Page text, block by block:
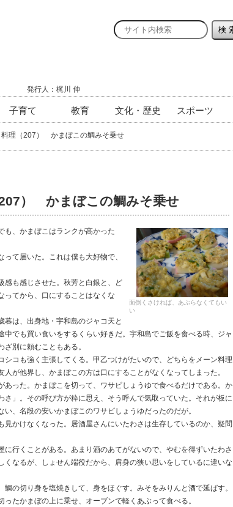
発行人：梶川 伸
子育て 教育 文化・歴史 スポーツ
料理（207） かまぼこの鯛みそ乗せ
） かまぼこの鯛みそ乗せ
面倒くさければ、あぶらなくてもい
い
、かまぼこはランクが高かった
て届いた。これは僕も大好物で、
も感じさせた。秋芳と白銀と、ど
ってから、口にすることはなくな
は、出身地・宇和島のジャコ天と
でも買い食いをするくらい好きだ。宇和島でご飯を食べる時、ジャ
別に頼むこともある。
コも強く主張してくる。甲乙つけがたいので、どちらをメーン料理
が他界し、かまぼこの方は口にすることがなくなってしまった。
った。かまぼこを切って、ワサビしょうゆで食べるだけである。か
」。その呼び方が粋に思え、そう呼んで気取っていた。それが板に
、名段の安いかまぼこのワサビしょうゆだったのだが。
かけなくなった。居酒屋さんにいたわさは生存しているのか、疑問
行くことがある。あまり酒のあてがないので、やむを得ずいたわさ
なるが、しょせん端役だから、肩身の狭い思いをしているに違いな
の切り身を塩焼きして、身をほぐす。みそをみりんと酒で延ばす。
たかまぼの上に乗せ、オーブンで軽くあぶって食べる。